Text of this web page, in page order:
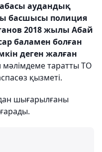
аудандық
басшысы полиция
2018 жылы Абай
баламен болған
деген жалған
мәлімдеме таратты ТО
қызметі.
шығарылғаны